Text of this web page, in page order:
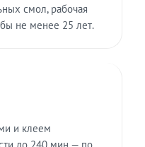
смол, рабочая
не менее 25 лет.
и клеем
до 240 мин — по